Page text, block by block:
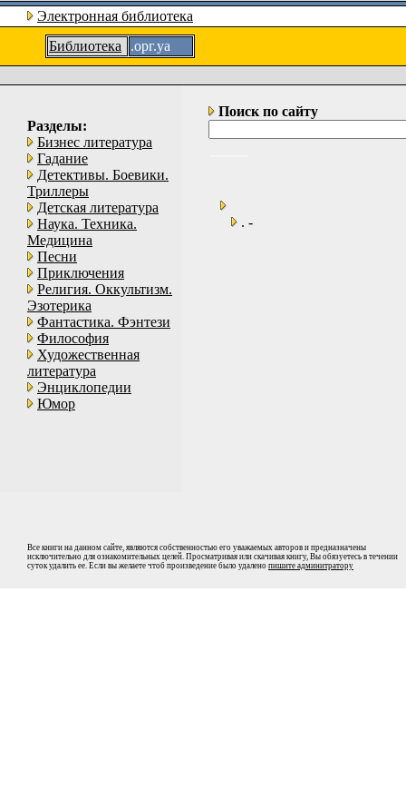
Электронная библиотека
Библиотека
.орг.уа
Разделы:
Бизнес литература
Гадание
Детективы. Боевики.
Триллеры
Детская литература
Наука. Техника.
Медицина
Песни
Приключения
Религия. Оккультизм.
Эзотерика
Фантастика. Фэнтези
Философия
Художественная
литература
Энциклопедии
Юмор
Поиск по сайту
. -
Все книги на данном сайте, являются собственностью его уважаемых авторов и предназначены
исключительно для ознакомительных целей. Просматривая или скачивая книгу, Вы обязуетесь в течении
суток удалить ее. Если вы желаете чтоб произведение было удалено пишите админитратору